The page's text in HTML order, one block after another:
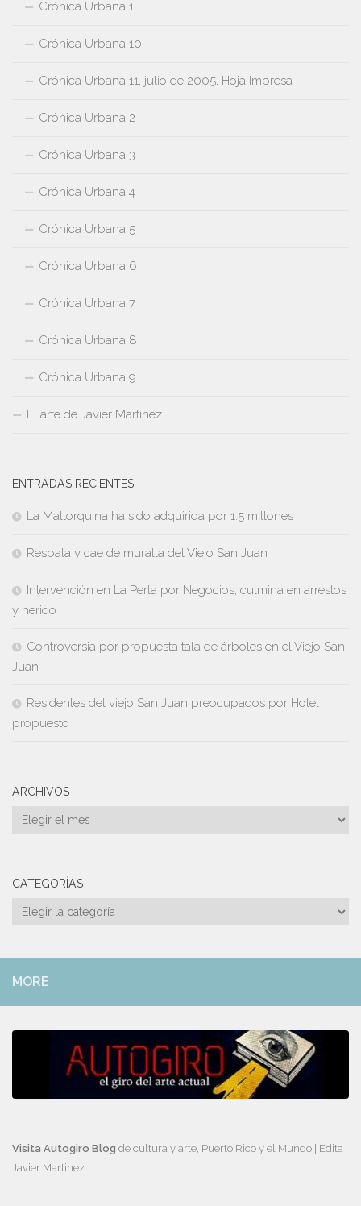
Crónica Urbana 1
Crónica Urbana 10
Crónica Urbana 11, julio de 2005, Hoja Impresa
Crónica Urbana 2
Crónica Urbana 3
Crónica Urbana 4
Crónica Urbana 5
Crónica Urbana 6
Crónica Urbana 7
Crónica Urbana 8
Crónica Urbana 9
El arte de Javier Martinez
ENTRADAS RECIENTES
La Mallorquina ha sido adquirida por 1.5 millones
Resbala y cae de muralla del Viejo San Juan
Intervención en La Perla por Negocios, culmina en arrestos
y herido
Controversia por propuesta tala de árboles en el Viejo San
Juan
Residentes del viejo San Juan preocupados por Hotel
propuesto
ARCHIVOS
Archivos
CATEGORÍAS
Categorías
MORE
Visita Autogiro Blog de cultura y arte, Puerto Rico y el Mundo | Edita
Javier Martinez